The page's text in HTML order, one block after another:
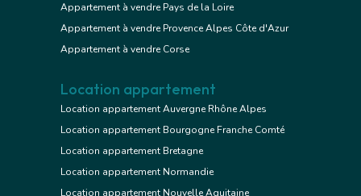
Appartement à vendre Pays de la Loire
Appartement à vendre Provence Alpes Côte d'Azur
Appartement à vendre Corse
Location appartement
Location appartement Auvergne Rhône Alpes
Location appartement Bourgogne Franche Comté
Location appartement Bretagne
Location appartement Normandie
Location appartement Nouvelle Aquitaine